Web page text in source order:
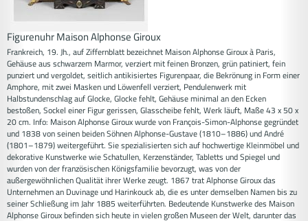
Figurenuhr Maison Alphonse Giroux
Frankreich, 19. Jh., auf Ziffernblatt bezeichnet Maison Alphonse Giroux à Paris,
Gehäuse aus schwarzem Marmor, verziert mit feinen Bronzen, grün patiniert, fein
punziert und vergoldet, seitlich antikisiertes Figurenpaar, die Bekrönung in Form einer
Amphore, mit zwei Masken und Löwenfell verziert, Pendulenwerk mit
Halbstundenschlag auf Glocke, Glocke fehlt, Gehäuse minimal an den Ecken
bestoßen, Sockel einer Figur gerissen, Glasscheibe fehlt, Werk läuft, Maße 43 x 50 x
20 cm. Info: Maison Alphonse Giroux wurde von François-Simon-Alphonse gegründet
und 1838 von seinen beiden Söhnen Alphonse-Gustave (1810–1886) und André
(1801–1879) weitergeführt. Sie spezialisierten sich auf hochwertige Kleinmöbel und
dekorative Kunstwerke wie Schatullen, Kerzenständer, Tabletts und Spiegel und
wurden von der französischen Königsfamilie bevorzugt, was von der
außergewöhnlichen Qualität ihrer Werke zeugt. 1867 trat Alphonse Giroux das
Unternehmen an Duvinage und Harinkouck ab, die es unter demselben Namen bis zu
seiner Schließung im Jahr 1885 weiterführten. Bedeutende Kunstwerke des Maison
Alphonse Giroux befinden sich heute in vielen großen Museen der Welt, darunter das